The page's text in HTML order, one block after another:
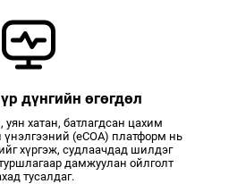
дүнгийн өгөгдөл
уян хатан, батлагдсан цахим
(eCOA) платформ нь
хүргэж, судлаачдад шилдэг
дамжуулан ойлголт
тусалдаг.